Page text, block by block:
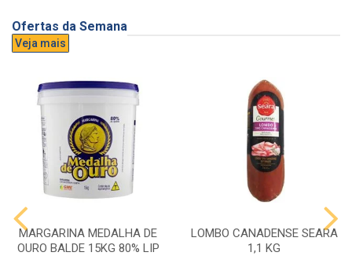
Ofertas da Semana
Veja mais
MARGARINA MEDALHA DE
OURO BALDE 15KG 80% LIP
LOMBO CANADENSE SEARA
1,1 KG